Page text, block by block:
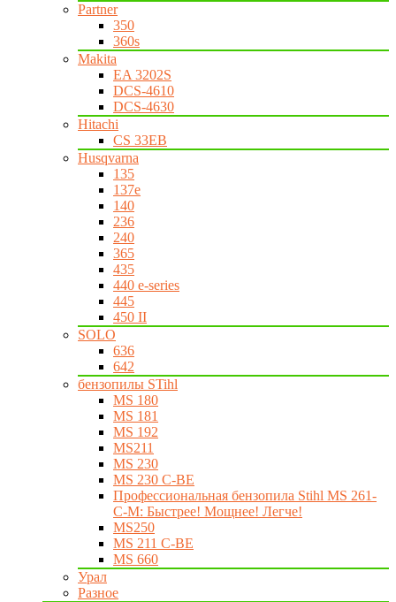
Partner
350
360s
Makita
EA 3202S
DCS-4610
DCS-4630
Hitachi
CS 33EB
Husqvarna
135
137e
140
236
240
365
435
440 e-series
445
450 II
SOLO
636
642
бензопилы STihl
MS 180
MS 181
MS 192
MS211
MS 230
MS 230 C-BE
Профессиональная бензопила Stihl MS 261-
C-M: Быстрее! Мощнее! Легче!
MS250
MS 211 C-BE
MS 660
Урал
Разное